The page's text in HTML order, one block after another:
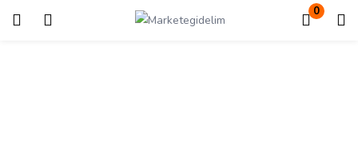
0
Giriş Kayıt ol